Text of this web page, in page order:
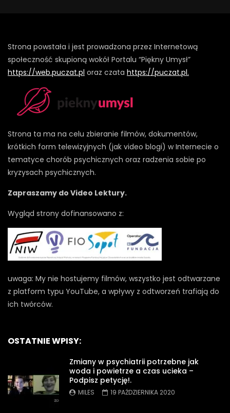
Strona powstała i jest prowadzona przez Internetową
społeczność skupioną wokół Portalu “Piękny Umysł”
https://web.puczat.pl oraz czata https://puczat.pl.
Strona ta ma na celu zbieranie filmów, dokumentów,
krótkich form telewizyjnych (jak video blogi) w Internecie o
tematyce chorób psychicznych oraz radzenia sobie po
kryzysach psychicznych.
Zapraszamy do Video Lektury.
Wygląd strony dofinansowano z:
uwaga: My nie hostujemy filmów, wszystko jest odtwarzane
z platform typu YouTube, a wpływy z odtworzeń trafiają do
ich twórców.
OSTATNIE WPISY:
Zmiany w psychiatrii potrzebne jak
woda i powietrze a czas ucieka –
Podpisz petycję!.
MILES 19 PAŹDZIERNIKA 2020